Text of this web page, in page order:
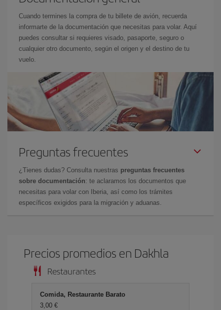
Cuando termines la compra de tu billete de avión, recuerda
informarte de la documentación que necesitas para volar. Aquí
puedes consultar si requieres visado, pasaporte, seguro o
cualquier otro documento, según el origen y el destino de tu
vuelo.
Preguntas frecuentes
¿Tienes dudas? Consulta nuestras preguntas frecuentes
sobre documentación: te aclaramos los documentos que
necesitas para volar con Iberia, así como los trámites
específicos exigidos para la migración y aduanas.
Precios promedios en Dakhla
Restaurantes
Comida, Restaurante Barato
3,00